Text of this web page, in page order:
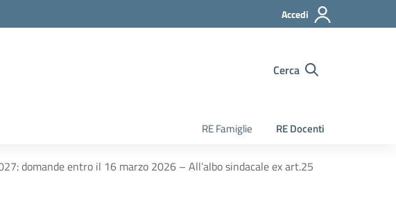
Accedi
Cerca
RE Famiglie RE Docenti
domande entro il 16 marzo 2026 – All’albo sindacale ex art.25